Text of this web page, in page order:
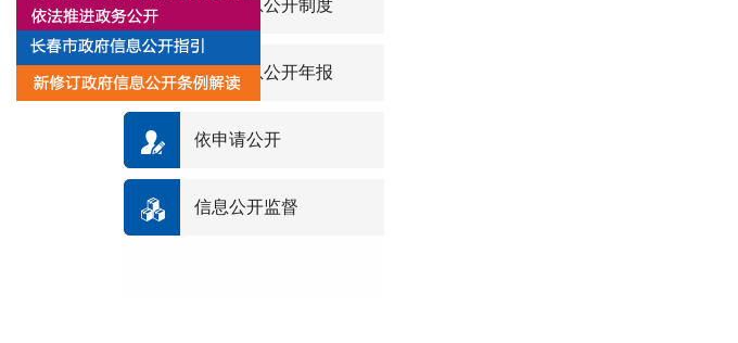
政府信息公开制度
政府信息公开年报
依申请公开
信息公开监督